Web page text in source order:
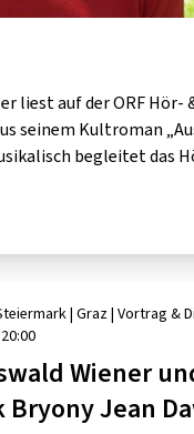
liest auf der ORF Hör-
seinem Kultroman
begleitet das
| Graz| Vortrag &
Wiener
Jean